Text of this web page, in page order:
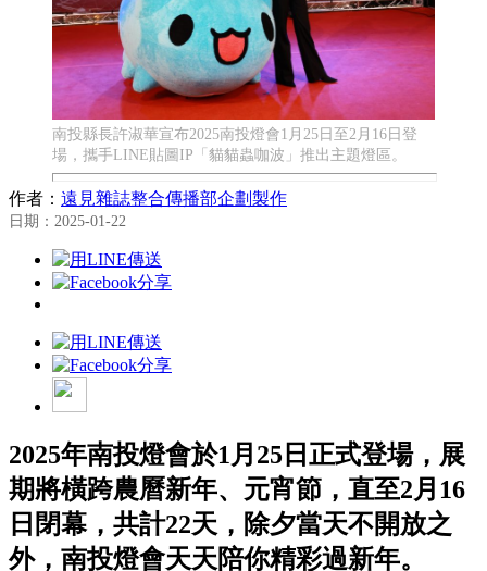
南投縣長許淑華宣布2025南投燈會1月25日至2月16日登
場，攜手LINE貼圖IP「貓貓蟲咖波」推出主題燈區。
作者： 遠見雜誌整合傳播部企劃製作
日期：2025-01-22
2025年南投燈會於1月25日正式登場，展
期將橫跨農曆新年、元宵節，直至2月16
日閉幕，共計22天，除夕當天不開放之
外，南投燈會天天陪你精彩過新年。